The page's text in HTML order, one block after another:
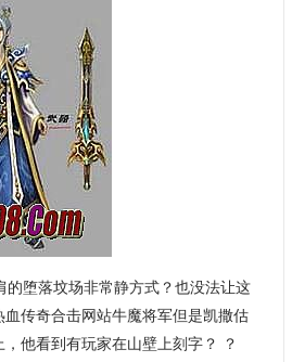
堕落坟场非常静方式？也没法让这
传奇合击网站牛魔将军但是凯撒估
他看到有玩家在山壁上刻字？ ？